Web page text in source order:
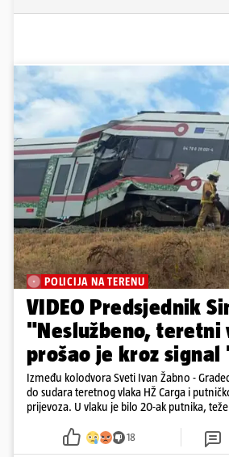
POLICIJA NA TERENU
VIDEO Predsjednik
"Neslužbeno, teretni
prošao je kroz signal
Između kolodvora Sveti Ivan Žabno -
do sudara teretnog vlaka HŽ Carga i
prijevoza. U vlaku je bilo 20-ak putnika,
18